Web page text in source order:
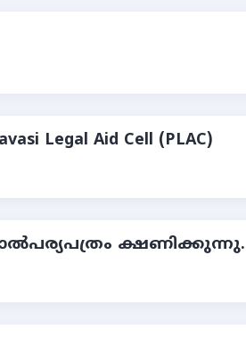
Legal Aid Cell (PLAC)
ക്ഷണിക്കുന്നു.